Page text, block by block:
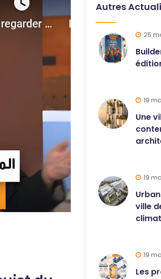
Autres
25
19
Une
19
ville
19
Les